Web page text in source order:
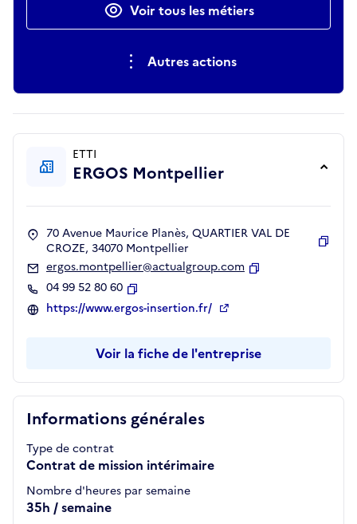
Voir tous les métiers
Autres actions
Informations générales
Type de contrat
Contrat de mission intérimaire
Nombre d'heures par semaine
35h / semaine
ETTI
ERGOS Montpellier
70 Avenue Maurice Planès, QUARTIER VAL DE
CROZE, 34070 Montpellier
ergos.montpellier@actualgroup.com
04 99 52 80 60
Copier
https://www.ergos-insertion.fr/
Voir la fiche de l'entreprise